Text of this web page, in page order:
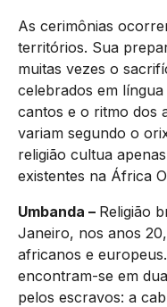
As cerimônias
territórios. Sua
muitas vezes o
celebrados em
cantos e o ritmo dos
variam segundo o
religião cultua
existentes na África
Umbanda – Religião
Janeiro, nos anos
africanos e
encontram-se em
pelos escravos: a